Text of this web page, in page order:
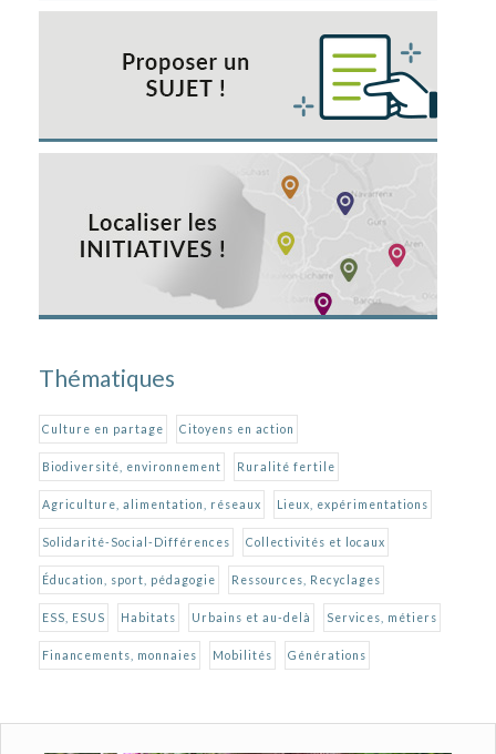
Thématiques
Culture en partage Citoyens en action
Biodiversité, environnement Ruralité fertile
Agriculture, alimentation, réseaux Lieux, expérimentations
Solidarité-Social-Différences Collectivités et locaux
Éducation, sport, pédagogie Ressources, Recyclages
ESS, ESUS Habitats Urbains et au-delà Services, métiers
Financements, monnaies Mobilités Générations